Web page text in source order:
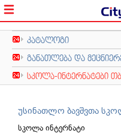
კატალოგი
განათლება და
სკოლა-ინტერნატები
უსინათლო ბავშვთა
სკოლა ინტერნატი